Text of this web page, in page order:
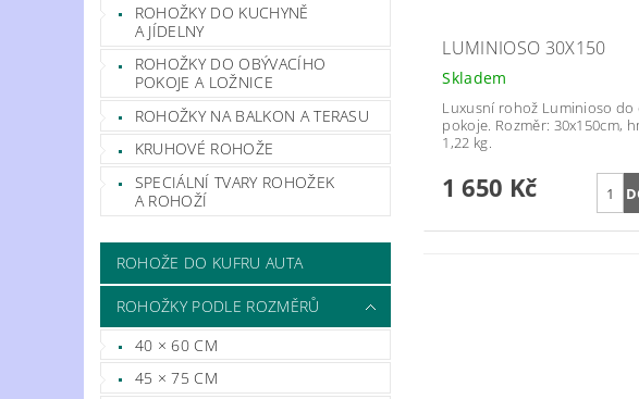
ROHOŽKY DO KUCHYNĚ
A JÍDELNY
ROHOŽKY DO OBÝVACÍHO
POKOJE A LOŽNICE
ROHOŽKY NA BALKON A TERASU
KRUHOVÉ ROHOŽE
SPECIÁLNÍ TVARY ROHOŽEK
A ROHOŽÍ
ROHOŽE DO KUFRU AUTA
ROHOŽKY PODLE ROZMĚRŮ
40 × 60 CM
45 × 75 CM
LUMINIOSO 30X150
Skladem
Luxusní rohož Luminioso do
pokoje. Rozměr: 30x150cm,
1,22 kg.
1 650 Kč